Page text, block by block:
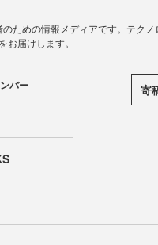
ための情報メディアです。テク
届けします。
バー 寄